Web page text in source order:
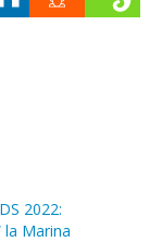
2022:
la Marina